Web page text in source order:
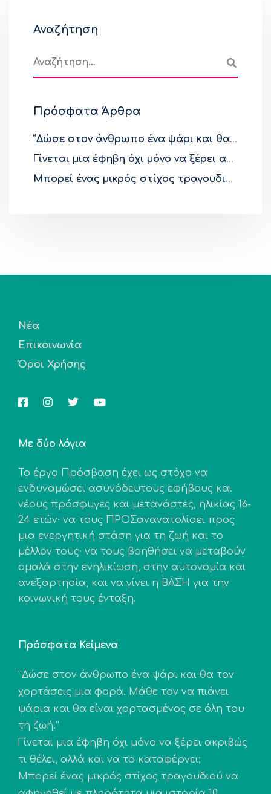
Αναζήτηση
Πρόσφατα Άρθρα
“Δώσε στον άνθρωπο ένα ψάρι και θα τον χορτάσεις μια φορά. Μάθε τον να πιάνει ψάρια και θα είναι χορτασμένος σε όλη του τη ζωή.”
Γίνεται μια έφηβη όχι μόνο να ξέρει ακριβώς τι θέλει, αλλά και να το καταφέρνει;
Μπορεί ένας μικρός στίχος τραγουδιού να αφηγηθεί με πληρότητα μια ιστορία 10 μηνών;
Νέα
Επικοινωνία
Όροι Χρήσης
Με δύο λόγια
Το έργο Πρόσβαση έχει ως στόχο να
ενδυναμώσει ασυνόδευτους εφήβους και
νέους πρόσφυγες και μετανάστες, ηλικίας 16-
24 ετών· να τους ΠΡΟΣανανατολίσει προς
μια ενεργητική στάση για τη ζωή και το
μέλλον τους· να τους βοηθήσει να μεταβούν
ομαλά στην ενηλικίωση, στην αυτονομία και
ανεξαρτησία, και να γίνει η ΒΑΣΗ για την
κοινωνική τους ένταξη.
Πρόσφατα Κείμενα
“Δώσε στον άνθρωπο ένα ψάρι και θα τον
χορτάσεις μια φορά. Μάθε τον να πιάνει
ψάρια και θα είναι χορτασμένος σε όλη του
τη ζωή.”
Γίνεται μια έφηβη όχι μόνο να ξέρει ακριβώς
τι θέλει, αλλά και να το καταφέρνει;
Μπορεί ένας μικρός στίχος τραγουδιού να